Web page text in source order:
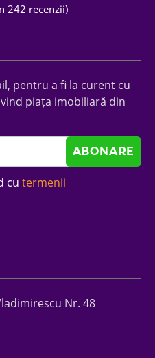
242 recenzii)
pentru a fi la curent cu
piața imobiliară din
cu termenii
Nr. 48